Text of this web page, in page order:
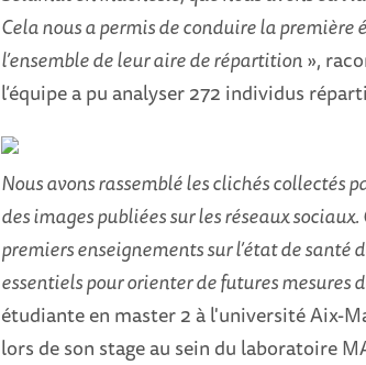
Cela nous a permis de conduire la première
l’ensemble de leur aire de répartition»,
l’équipe a pu analyser 272 individus
Nous avons rassemblé les clichés
des images publiées sur les réseaux
premiers enseignements sur l’état de
essentiels pour orienter de futures mesures
étudiante en master 2 à l'université Aix-
lors de son stage au sein du laboratoire